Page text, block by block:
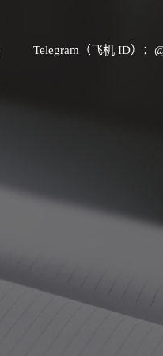
Telegram（飞机 ID）：